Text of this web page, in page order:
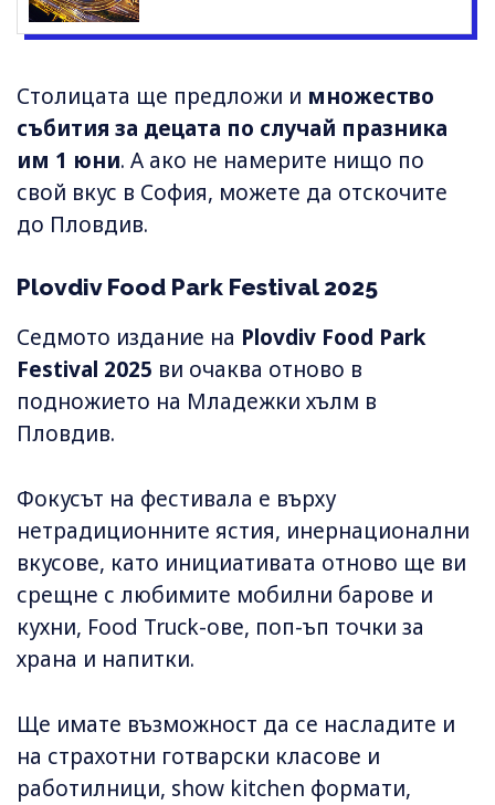
Столицата ще предложи и множество
събития за децата по случай празника
им 1 юни. А ако не намерите нищо по
свой вкус в София, можете да отскочите
до Пловдив.
Plovdiv Food Park Festival 2025
Седмото издание на Plovdiv Food Park
Festival 2025 ви очаква отново в
подножието на Младежки хълм в
Пловдив.
Фокусът на фестивала е върху
нетрадиционните ястия, инернационални
вкусове, като инициативата отново ще ви
срещне с любимите мобилни барове и
кухни, Food Truck-ове, поп-ъп точки за
храна и напитки.
Ще имате възможност да се насладите и
на страхотни готварски класове и
работилници, show kitchen формати,